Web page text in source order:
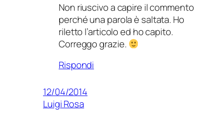
Non riuscivo a capire il commento
perché una parola è saltata. Ho
riletto l’articolo ed ho capito.
Correggo grazie.
Rispondi
12/04/2014
Luigi Rosa